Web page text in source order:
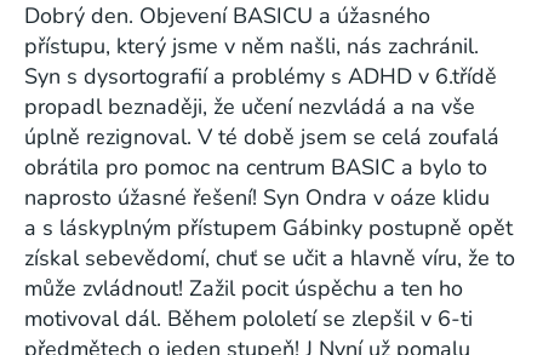
Dobrý den. Objevení BASICU a úžasného
přístupu, který jsme v něm našli, nás zachránil.
Syn s dysortografií a problémy s ADHD v 6.třídě
propadl beznaději, že učení nezvládá a na vše
úplně rezignoval. V té době jsem se celá zoufalá
obrátila pro pomoc na centrum BASIC a bylo to
naprosto úžasné řešení! Syn Ondra v oáze klidu
a s láskyplným přístupem Gábinky postupně opět
získal sebevědomí, chuť se učit a hlavně víru, že to
může zvládnout! Zažil pocit úspěchu a ten ho
motivoval dál. Během pololetí se zlepšil v 6-ti
předmětech o jeden stupeň! J Nyní už pomalu